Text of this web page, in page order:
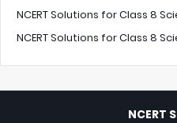
NCERT Solutions for Class 8
NCERT Solutions for Class 8
NCERT